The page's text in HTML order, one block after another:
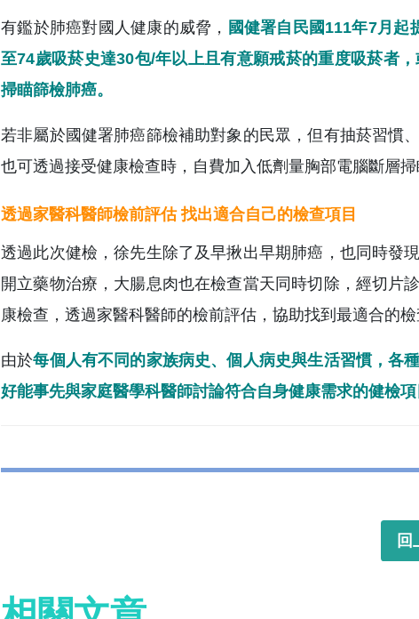
有鑑於肺癌對國人健康的威脅， 國健署自民國111年7月起
至74歲吸菸史達30包/年以上且有意願戒菸的重度吸菸者
掃瞄篩檢肺癌。
若非屬於國健署肺癌篩檢補助對象的民眾，但有抽菸習慣
也可透過接受健康檢查時，自費加入低劑量胸部電腦斷層掃
透過家醫科醫師檢前評估 找出適合自己的檢查項目
透過此次健檢，徐先生除了及早揪出早期肺癌，也同時發
開立藥物治療，大腸息肉也在檢查當天同時切除，經切片
康檢查，透過家醫科醫師的檢前評估，協助找到最適合的檢
由於每個人有不同的家族病史、個人病史與生活習慣，各
好能事先與家庭醫學科醫師討論符合自身健康需求的健檢項
回